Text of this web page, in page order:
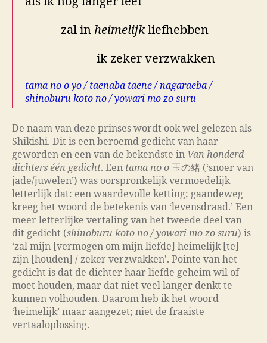
zal in heimelijkliefhebben
ik zeker verzwakken
tama no o yo / taenaba taene / nagaraeba /
shinoburu koto no / yowari mo zo suru
De naam van deze prinses wordt ook wel gelezen als
Shikishi. Dit is een beroemd gedicht van haar
geworden en een van de bekendste in Van honderd
dichters één gedicht. Een tama no o 玉の緒 (‘snoer van
jade/juwelen’) was oorspronkelijk vermoedelijk
letterlijk dat: een waardevolle ketting; gaandeweg
kreeg het woord de betekenis van ‘levensdraad.’ Een
meer letterlijke vertaling van het tweede deel van
dit gedicht (shinoburu koto no / yowari mo zo suru) is
‘zal mijn [vermogen om mijn liefde] heimelijk [te]
zijn [houden] / zeker verzwakken’. Pointe van het
gedicht is dat de dichter haar liefde geheim wil of
moet houden, maar dat niet veel langer denkt te
kunnen volhouden. Daarom heb ik het woord
‘heimelijk’ maar aangezet; niet de fraaiste
vertaaloplossing.